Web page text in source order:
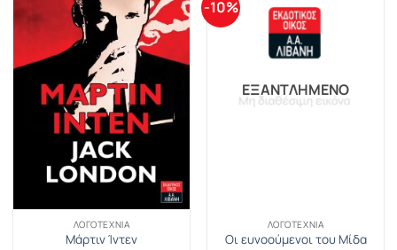
ΛΟΓΟΤΕΧΝΊΑ
Μάρτιν Ίντεν
-10%
ΕΞΑΝΤΛΗΜΈΝΟ
ΛΟΓΟΤΕΧΝΊΑ
Οι ευνοούμενοι του Μίδα